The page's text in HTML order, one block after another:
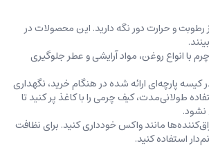
و حرارت دور نگه دارید. این محصولات در
با انواع روغن‌، مواد آرایشی و عطر جلوگیری
پارچه‌ای ارائه شده در هنگام خرید، ‌نگهداری
طولانی‌مدت، کیف‌ چرمی را با کاغذ پر کنید تا
نشود.
مانند واکس خودداری کنید. برای نظافت
استفاده کنید.